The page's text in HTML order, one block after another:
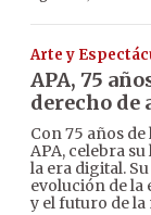
Arte y
APA, 75
derecho de
Con 75 años
APA, celebra
la era digital.
evolución de la
y el futuro de la